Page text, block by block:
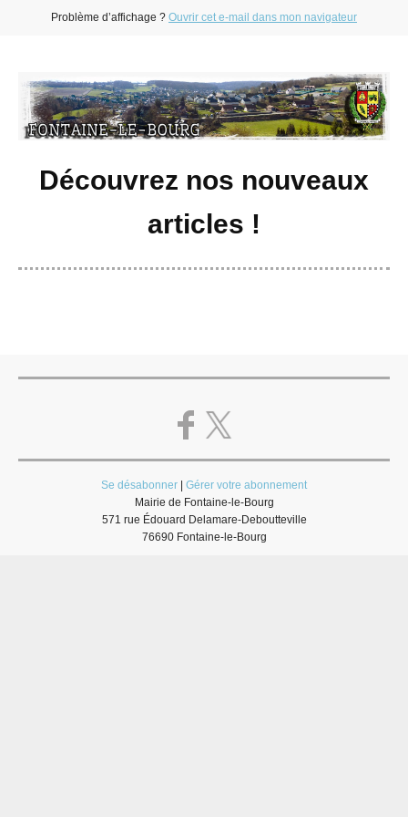
Problème d’affichage ? Ouvrir cet e-mail dans mon navigateur
Découvrez nos nouveaux
articles !
Se désabonner
Gérer votre abonnement
Mairie de Fontaine-le-Bourg
571 rue Édouard Delamare-Deboutteville
76690 Fontaine-le-Bourg